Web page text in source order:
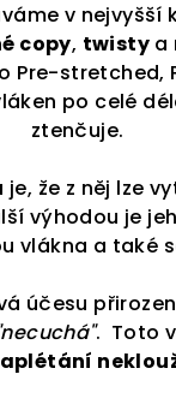
v
copy, twisty a
Pre-stretched,
po celé
ztenčuje.
je, že z něj lze
výhodou je
vlákna a také
účesu
. Toto